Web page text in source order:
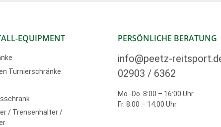
EQUIPMENT
Turnierschränke
/ Trensenhalter /
PERSÖNLICHE BERATUNG
info@peetz-
02903 / 6362
Mo.-Do. 8:00 – 16:00 Uhr
Fr. 8:00 – 14:00 Uhr